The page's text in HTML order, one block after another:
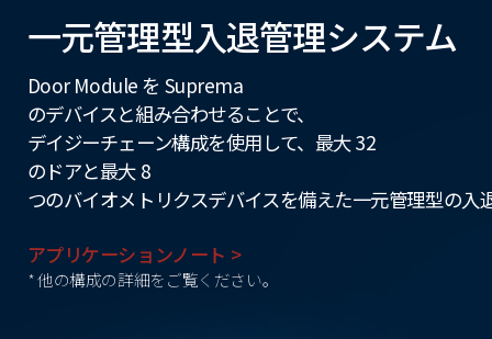
一元管理型入退管理システム
Door Module を Suprema
のデバイスと組み合わせることで、
デイジーチェーン構成を使用して、最大 32
のドアと最大 8
つのバイオメトリクスデバイスを備えた一元管理型の
アプリケーションノート >
* 他の構成の詳細をご覧ください。